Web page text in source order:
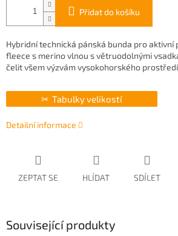
Přidat do košíku
Hybridní technická pánská bunda pro aktivní
fleece s merino vlnou s větruodolnými
čelit všem výzvám vysokohorského
Tabulky velikostí
Detailní informace
ZEPTAT SE HLÍDAT SDÍLET
Související produkty